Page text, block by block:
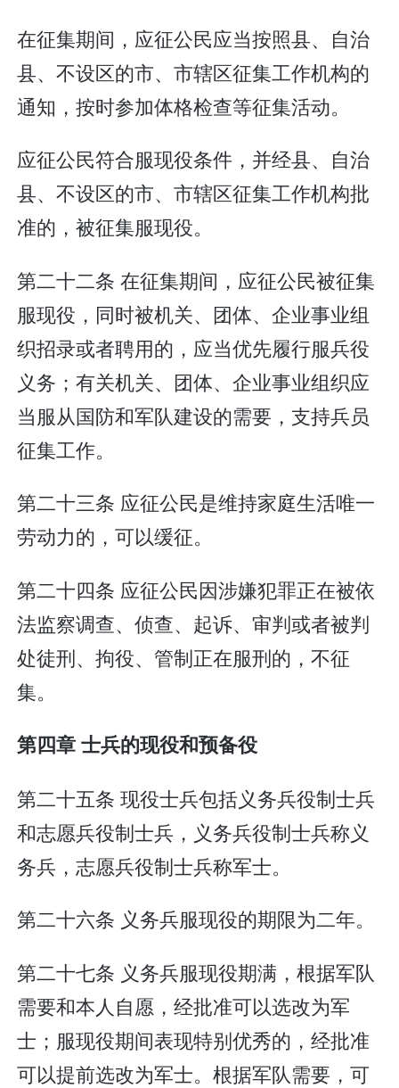
在征集期间，应征公民应当按照县、自治
县、不设区的市、市辖区征集工作机构的
通知，按时参加体格检查等征集活动。
应征公民符合服现役条件，并经县、自治
县、不设区的市、市辖区征集工作机构批
准的，被征集服现役。
第二十二条 在征集期间，应征公民被征集
服现役，同时被机关、团体、企业事业组
织招录或者聘用的，应当优先履行服兵役
义务；有关机关、团体、企业事业组织应
当服从国防和军队建设的需要，支持兵员
征集工作。
第二十三条 应征公民是维持家庭生活唯一
劳动力的，可以缓征。
第二十四条 应征公民因涉嫌犯罪正在被依
法监察调查、侦查、起诉、审判或者被判
处徒刑、拘役、管制正在服刑的，不征
集。
第四章 士兵的现役和预备役
第二十五条 现役士兵包括义务兵役制士兵
和志愿兵役制士兵，义务兵役制士兵称义
务兵，志愿兵役制士兵称军士。
第二十六条 义务兵服现役的期限为二年。
第二十七条 义务兵服现役期满，根据军队
需要和本人自愿，经批准可以选改为军
士；服现役期间表现特别优秀的，经批准
可以提前选改为军士。根据军队需要，可